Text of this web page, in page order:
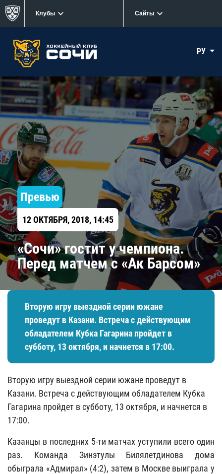
Клубы Сайты
РУ
Превью
12 ОКТЯБРЯ, 2018, 14:45
«Сочи» гостит у чемпиона.
Перед матчем с «Ак Барсом»
Вторую игру выездной серии южане
проведут в Казани. Встреча с действующим
обладателем Кубка Гагарина пройдет в
субботу, 13 октября, и начнется в 17:00.
Вторую игру выездной серии южане проведут в
Казани. Встреча с действующим обладателем Кубка
Гагарина пройдет в субботу, 13 октября, и начнется в
17:00.
Казанцы в последних 5-ти матчах уступили всего один
раз. Команда Зинэтулы Билялетдинова дома
обыграла «Адмирал» (4:2), затем в Москве выиграла у